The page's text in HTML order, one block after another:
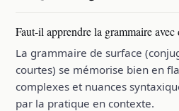
Faut-il apprendre la grammaire avec
La grammaire de surface
courtes) se mémorise bien en
complexes et nuances
par la pratique en contexte.